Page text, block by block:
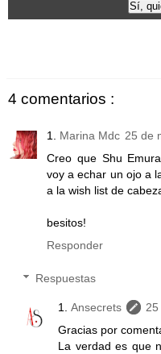
4 comentarios :
Marina Mdc 25 de
Creo que Shu
voy a echar un ojo a
a la wish list de
besitos!
Responder
Respuestas
Ansecrets
25
Gracias por
La verdad es que